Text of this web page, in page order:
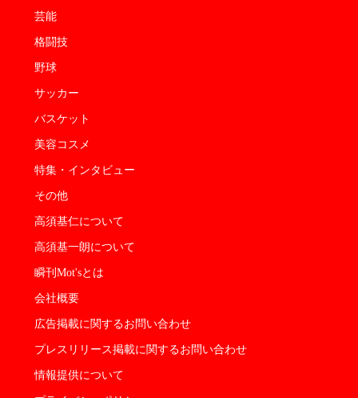
芸能
格闘技
野球
サッカー
バスケット
美容コスメ
特集・インタビュー
その他
高須基仁について
高須基一朗について
瞬刊Mot'sとは
会社概要
広告掲載に関するお問い合わせ
プレスリリース掲載に関するお問い合わせ
情報提供について